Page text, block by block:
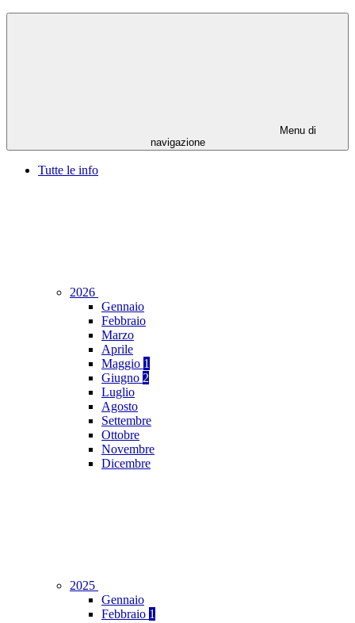
Menu di
navigazione
Tutte le info
2026
Gennaio
Febbraio
Marzo
Aprile
Maggio 1
Giugno 2
Luglio
Agosto
Settembre
Ottobre
Novembre
Dicembre
2025
Gennaio
Febbraio 1